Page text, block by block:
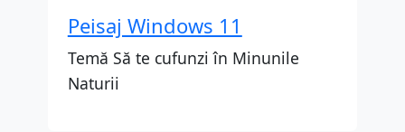
Peisaj Windows 11
Temă Să te cufunzi în Minunile
Naturii